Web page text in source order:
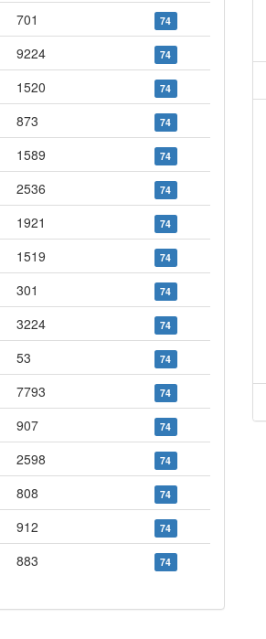
701 74
9224 74
1520 74
873 74
1589 74
2536 74
1921 74
1519 74
301 74
3224 74
53 74
7793 74
907 74
2598 74
808 74
912 74
883 74